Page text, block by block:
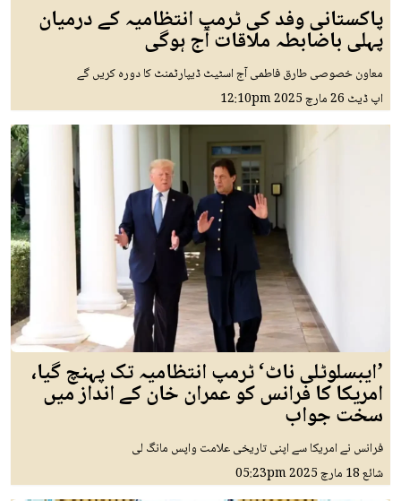
پاکستانی وفد کی ٹرمپ انتظامیہ کے درمیان
پہلی باضابطہ ملاقات آج ہوگی
معاون خصوصی طارق فاطمی آج اسٹیٹ ڈیپارٹمنٹ کا دورہ کریں گے
اپ ڈیٹ 26 مارچ 2025 12:10pm
’ایبسلوٹلی ناٹ‘ ٹرمپ انتظامیہ تک پہنچ گیا،
امریکا کا فرانس کو عمران خان کے انداز میں
سخت جواب
فرانس نے امریکا سے اپنی تاریخی علامت واپس مانگ لی
شائع18 مارچ 2025 05:23pm